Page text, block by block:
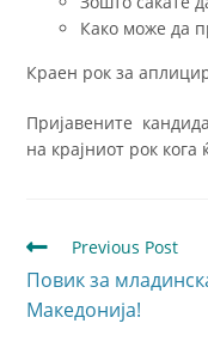
Како може да
Краен рок за
Пријавените
на крајниот рок
Previous Post
Повик за
Македонија!